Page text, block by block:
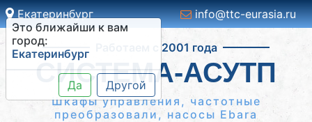
Екатеринбург
Это ближайши к вам
город:
Екатеринбург
Да Другой
info@ttc-eurasia.ru
Работаем с 2001 года
СИСТЕМА-АСУТП
Шкафы управления, частотные
преобразовали, насосы Ebara